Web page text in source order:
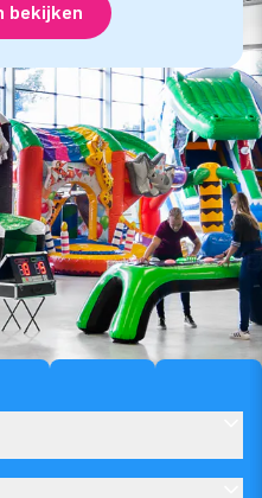
bekijken